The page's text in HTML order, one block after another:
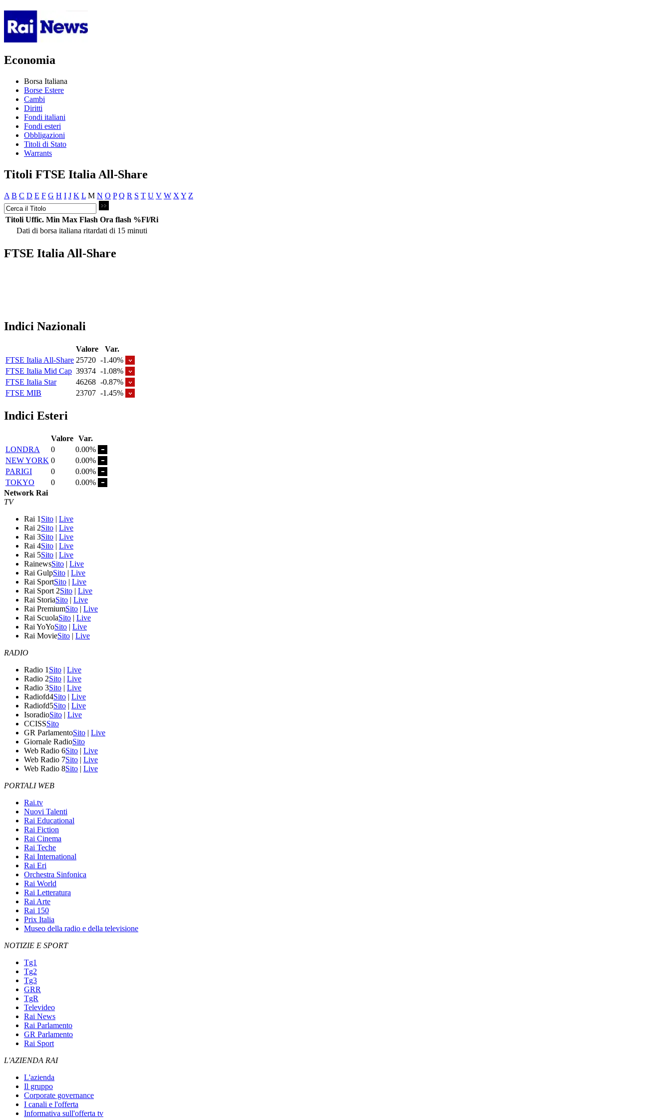
Economia
Borsa Italiana
Borse Estere
Cambi
Diritti
Fondi italiani
Fondi esteri
Obbligazioni
Titoli di Stato
Warrants
Titoli FTSE Italia All-Share
A B C D E F G H I J K L M N O P Q R S T U V W X Y Z
Titoli Uffic. Min Max Flash Ora flash %Fl/Ri
Dati di borsa italiana ritardati di 15 minuti
FTSE Italia All-Share
Indici Nazionali
Valore
Var.
FTSE Italia All-Share 25720 -1.40%
FTSE Italia Mid Cap 39374 -1.08%
FTSE Italia Star
46268 -0.87%
FTSE MIB
23707 -1.45%
Indici Esteri
Valore Var.
LONDRA
0
0.00%
NEW YORK 0
0.00%
PARIGI
0
0.00%
TOKYO
0
0.00%
Network Rai
TV
Rai 1 Sito | Live
Rai 2Sito | Live
Rai 3Sito | Live
Rai 4Sito | Live
Rai 5Sito | Live
RainewsSito | Live
Rai GulpSito | Live
Rai SportSito | Live
Rai Sport 2Sito | Live
Rai StoriaSito | Live
Rai PremiumSito | Live
Rai ScuolaSito | Live
Rai YoYoSito | Live
Rai MovieSito | Live
RADIO
Radio 1 Sito | Live
Radio 2Sito | Live
Radio 3Sito | Live
Radiofd4Sito | Live
Radiofd5Sito | Live
IsoradioSito | Live
CCISSSito
GR ParlamentoSito | Live
Giornale RadioSito
Web Radio 6Sito | Live
Web Radio 7Sito | Live
Web Radio 8Sito | Live
PORTALI WEB
Rai.tv
Nuovi Talenti
Rai Educational
Rai Fiction
Rai Cinema
Rai Teche
Rai International
Rai Eri
Orchestra Sinfonica
Rai World
Rai Letteratura
Rai Arte
Rai 150
Prix Italia
Museo della radio e della televisione
NOTIZIE E SPORT
Tg1
Tg2
Tg3
GRR
TgR
Televideo
Rai News
Rai Parlamento
GR Parlamento
Rai Sport
L'AZIENDA RAI
L'azienda
Il gruppo
Corporate governance
I canali e l'offerta
Informativa sull'offerta tv